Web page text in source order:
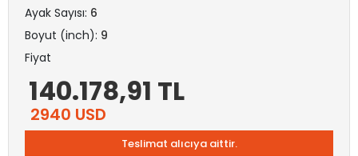
Ayak Sayısı: 6
Boyut (inch): 9
Fiyat
140.178,91 TL
2940 USD
Teslimat alıcıya aittir.